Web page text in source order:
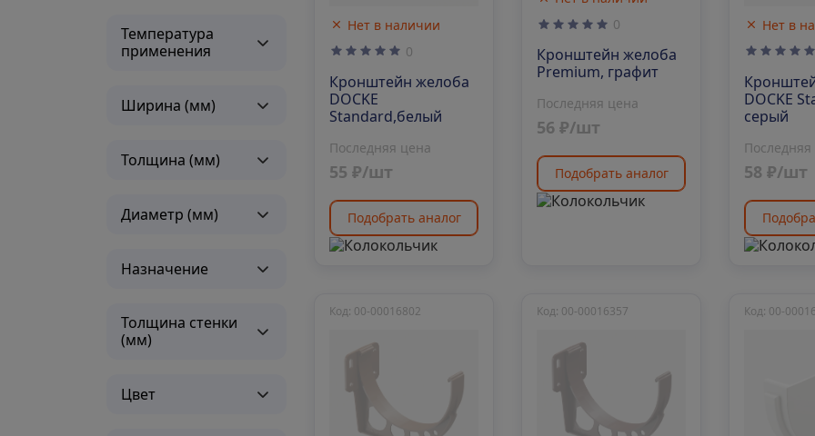
Температура
применения
Ширина (мм)
Толщина (мм)
Диаметр (мм)
Назначение
Толщина стенки
(мм)
Цвет
Нет в наличии
0
Кронштейн желоба
DOCKE
Standard,белый
Последняя цена
55 ₽/шт
Подобрать аналог
0
Кронштейн желоба
Premium, графит
Последняя цена
56 ₽/шт
Подобрать аналог
Нет в
DOCKE
серый
58 ₽/шт
Код: 00-00016802 Код: 00-00016357 Код: 00-